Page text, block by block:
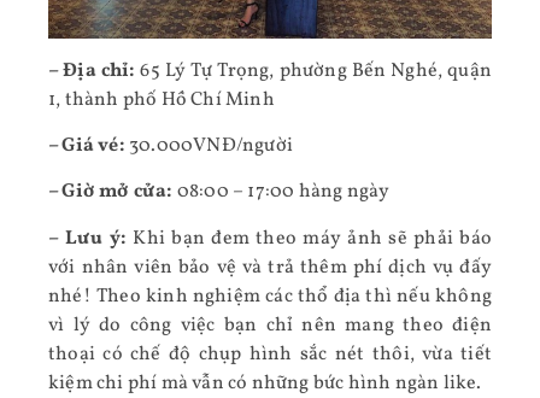
– Địa chỉ: 65 Lý Tự Trọng, phường Bến Nghé, quận
1, thành phố Hồ Chí Minh
– Giá vé: 30.000VNĐ/người
– Giờ mở cửa: 08:00 – 17:00 hàng ngày
– Lưu ý: Khi bạn đem theo máy ảnh sẽ phải báo
với nhân viên bảo vệ và trả thêm phí dịch vụ đấy
nhé! Theo kinh nghiệm các thổ địa thì nếu không
vì lý do công việc bạn chỉ nên mang theo điện
thoại có chế độ chụp hình sắc nét thôi, vừa tiết
kiệm chi phí mà vẫn có những bức hình ngàn like.